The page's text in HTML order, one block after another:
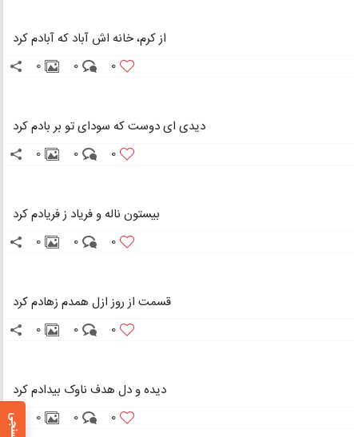
از کرم، خانه اش آباد که آبادم کرد
0
0
0
دیدی ای دوست که سودای تو بر بادم کرد
0
0
0
بیستون ناله و فریاد ز فریادم کرد
0
0
0
قسمت از روز ازل همدم زهادم کرد
0
0
0
دیده و دل هدف ناوک بیدادم کرد
0
0
0